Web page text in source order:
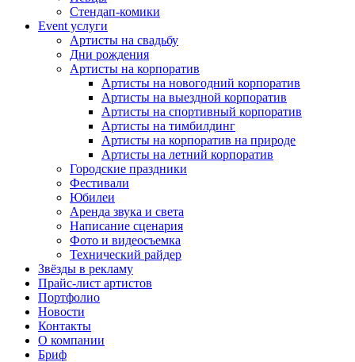
Стендап-комики
Event услуги
Артисты на свадьбу
Дни рождения
Артисты на корпоратив
Артисты на новогодний корпоратив
Артисты на выездной корпоратив
Артисты на спортивный корпоратив
Артисты на тимбилдинг
Артисты на корпоратив на природе
Артисты на летний корпоратив
Городские праздники
Фестивали
Юбилеи
Аренда звука и света
Написание сценария
Фото и видеосъемка
Технический райдер
Звёзды в рекламу
Прайс-лист артистов
Портфолио
Новости
Контакты
О компании
Бриф